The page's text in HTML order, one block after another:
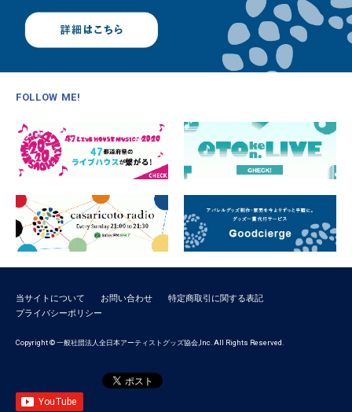
FOLLOW ME!
当サイトについて お問い合わせ
特定商取引に関する表記
プライバシーポリシー
Copyright © 一般社団法人全日本アーティストグッズ協会,Inc. All Rights Reserved.